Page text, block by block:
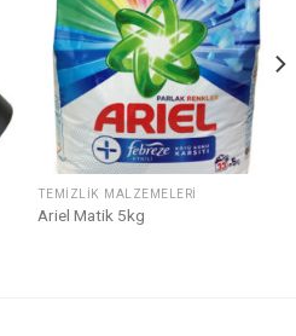
Listeme
Ekle
TEMIZLIK MALZEMELERI
Ariel Matik 5kg